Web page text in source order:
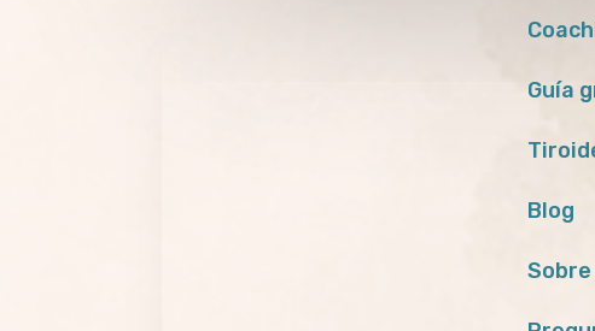
Guía
Blog
Sobre